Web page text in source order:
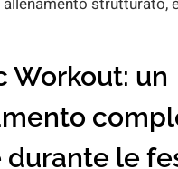
Workout: un
durante le